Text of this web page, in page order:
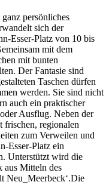
persönliches
sich der
Esser-Platz von 10 bis
mit dem
mit bunten
Der Fantasie sind
Taschen dürfen
werden. Sie sind nicht
auch ein praktischer
Ausflug. Neben der
frischen, regionalen
zum Verweilen und
Esser-Platz ein
Unterstützt wird die
aus Mitteln des
Neu_Meerbeck‘.Die